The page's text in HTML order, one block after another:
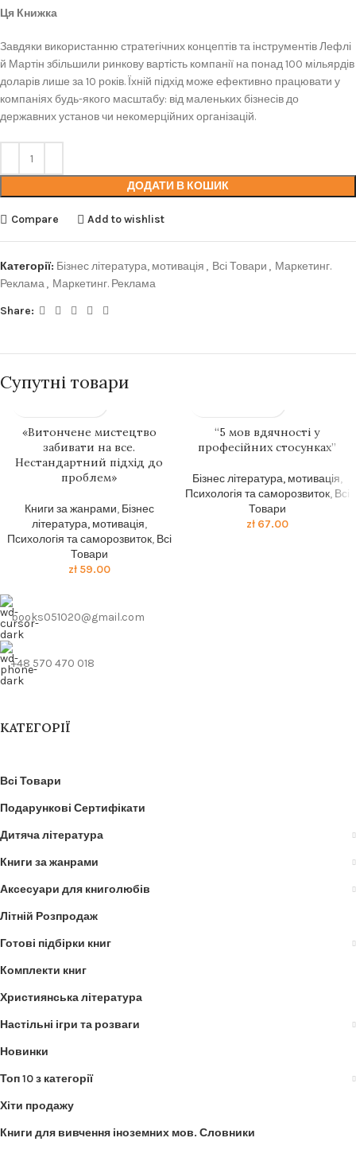
Ця Книжка
Завдяки використанню стратегічних концептів та інструментів Лефлі
й Мартін збільшили ринкову вартість компанії на понад 100 мільярдів
доларів лише за 10 років. Їхній підхід може ефективно працювати у
компаніях будь-якого масштабу: від маленьких бізнесів до
державних установ чи некомерційних організацій.
ДОДАТИ В КОШИК
Compare Add to wishlist
Категорії: Бізнес література, мотивація , Всі Товари , Маркетинг.
Реклама, Маркетинг. Реклама
Share:
Супутні товари
«Витончене мистецтво
забивати на все.
Нестандартний підхід до
проблем»
Книги за жанрами, Бізнес
література, мотивація,
Психологія та саморозвиток, Всі
Товари
zł59.00
“5 мов вдячності у
професійних стосунках”
Бізнес література, мотивація,
Психологія та саморозвиток, Всі
Товари
zł67.00
books051020@gmail.com
+48 570 470 018
КАТЕГОРІЇ
Всі Товари
Подарункові Сертифікати
Дитяча література
Книги за жанрами
Аксесуари для книголюбів
Літній Розпродаж
Готові підбірки книг
Комплекти книг
Християнська література
Настільні ігри та розваги
Новинки
Топ 10 з категорії
Хіти продажу
Книги для вивчення іноземних мов. Словники